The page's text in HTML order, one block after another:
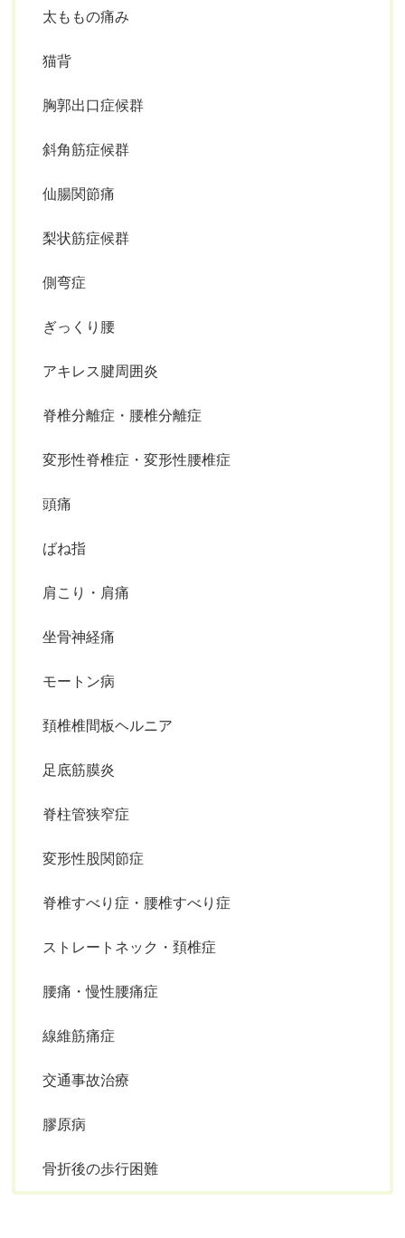
太ももの痛み
猫背
胸郭出口症候群
斜角筋症候群
仙腸関節痛
梨状筋症候群
側弯症
ぎっくり腰
アキレス腱周囲炎
脊椎分離症・腰椎分離症
変形性脊椎症・変形性腰椎症
頭痛
ばね指
肩こり・肩痛
坐骨神経痛
モートン病
頚椎椎間板ヘルニア
足底筋膜炎
脊柱管狭窄症
変形性股関節症
脊椎すべり症・腰椎すべり症
ストレートネック・頚椎症
腰痛・慢性腰痛症
線維筋痛症
交通事故治療
膠原病
骨折後の歩行困難